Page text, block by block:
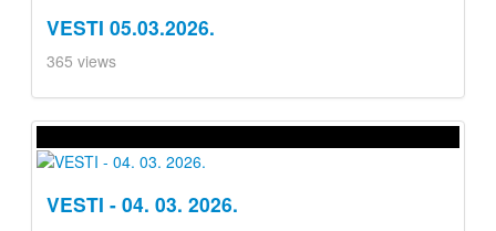
VESTI 05.03.2026.
365 views
VESTI - 04. 03. 2026.